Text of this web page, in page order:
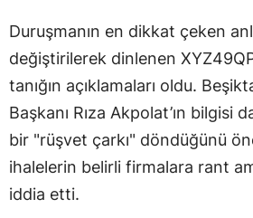
Duruşmanın en dikkat çeken
değiştirilerek dinlenen
tanığın açıklamaları oldu.
Başkanı Rıza Akpolat’ın bilgisi
bir "rüşvet çarkı" döndüğünü
ihalelerin belirli firmalara rant
iddia etti.